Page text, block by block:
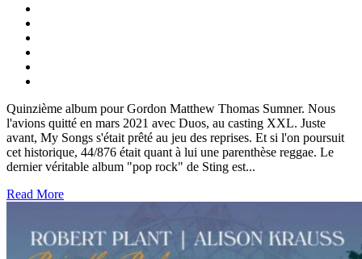
Quinzième album pour Gordon Matthew Thomas Sumner. Nous
l'avions quitté en mars 2021 avec Duos, au casting XXL. Juste
avant, My Songs s'était prêté au jeu des reprises. Et si l'on poursuit
cet historique, 44/876 était quant à lui une parenthèse reggae. Le
dernier véritable album "pop rock" de Sting est...
Read More